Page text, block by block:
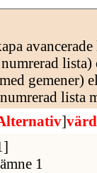
gemener)
lista
]
1